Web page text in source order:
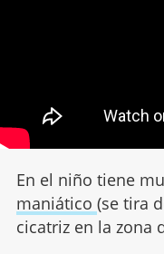
En el niño tiene
maniático (se tira
cicatriz en la zona